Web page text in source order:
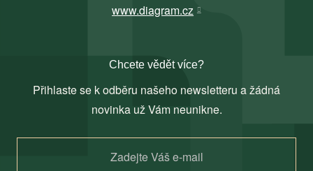
www.diagram.cz
Chcete vědět více?
Přihlaste se k odběru našeho newsletteru a žádná
novinka už Vám neunikne.